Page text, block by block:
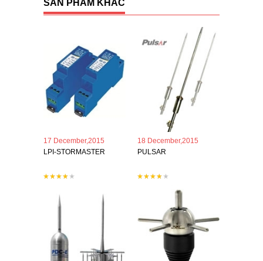
SẢN PHẨM KHÁC
17 December,2015
LPI-STORMASTER
18 December,2015
PULSAR